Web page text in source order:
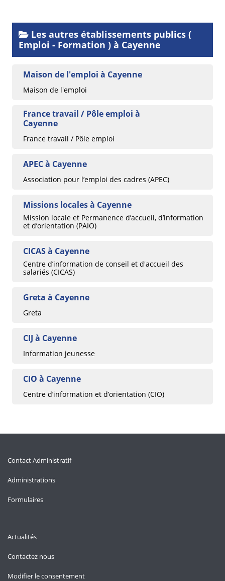
Les autres établissements publics (
Emploi - Formation ) à Cayenne
Maison de l'emploi à Cayenne
Maison de l'emploi
France travail / Pôle emploi à
Cayenne
France travail / Pôle emploi
APEC à Cayenne
Association pour l’emploi des cadres (APEC)
Missions locales à Cayenne
Mission locale et Permanence d’accueil, d’information
et d’orientation (PAIO)
CICAS à Cayenne
Centre d’information de conseil et d'accueil des
salariés (CICAS)
Greta à Cayenne
Greta
CIJ à Cayenne
Information jeunesse
CIO à Cayenne
Centre d’information et d’orientation (CIO)
Contact Administratif
Administrations
Formulaires
Actualités
Contactez nous
Modifier le consentement